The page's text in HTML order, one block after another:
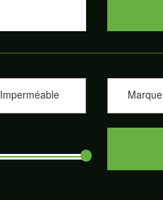
Imperméable Marque